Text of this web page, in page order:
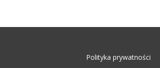
Polityka prywatności